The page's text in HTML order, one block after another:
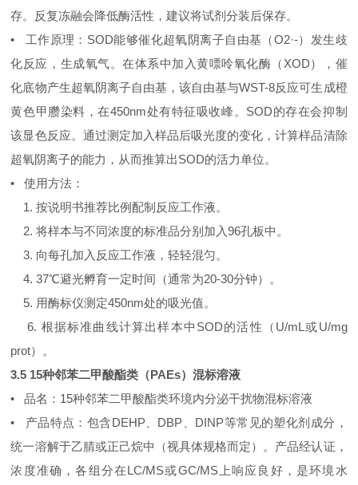
存。反复冻融会降低酶活性，建议将试剂分装后保存。
• 工作原理：SOD能够催化超氧阴离子自由基（O2·-）发生歧
化反应，生成氧气。在体系中加入黄嘌呤氧化酶（XOD），催
化底物产生超氧阴离子自由基，该自由基与WST-8反应可生成橙
黄色甲臜染料，在450nm处有特征吸收峰。SOD的存在会抑制
该显色反应。通过测定加入样品后吸光度的变化，计算样品清除
超氧阴离子的能力，从而推算出SOD的活力单位。
• 使用方法：
1. 按说明书推荐比例配制反应工作液。
2. 将样本与不同浓度的标准品分别加入96孔板中。
3. 向每孔加入反应工作液，轻轻混匀。
4. 37℃避光孵育一定时间（通常为20-30分钟）。
5. 用酶标仪测定450nm处的吸光值。
6. 根据标准曲线计算出样本中SOD的活性（U/mL或U/mg
prot）。
3.5 15种邻苯二甲酸酯类（PAEs）混标溶液
• 品名：15种邻苯二甲酸酯类环境内分泌干扰物混标溶液
• 产品特点：包含DEHP、DBP、DINP等常见的塑化剂成分，
统一溶解于乙腈或正己烷中（视具体规格而定）。产品经认证，
浓度准确，各组分在LC/MS或GC/MS上响应良好，是环境水